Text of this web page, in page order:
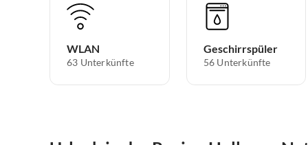
WLAN
63 Unterkünfte
Geschirrspüler
56 Unterkünfte